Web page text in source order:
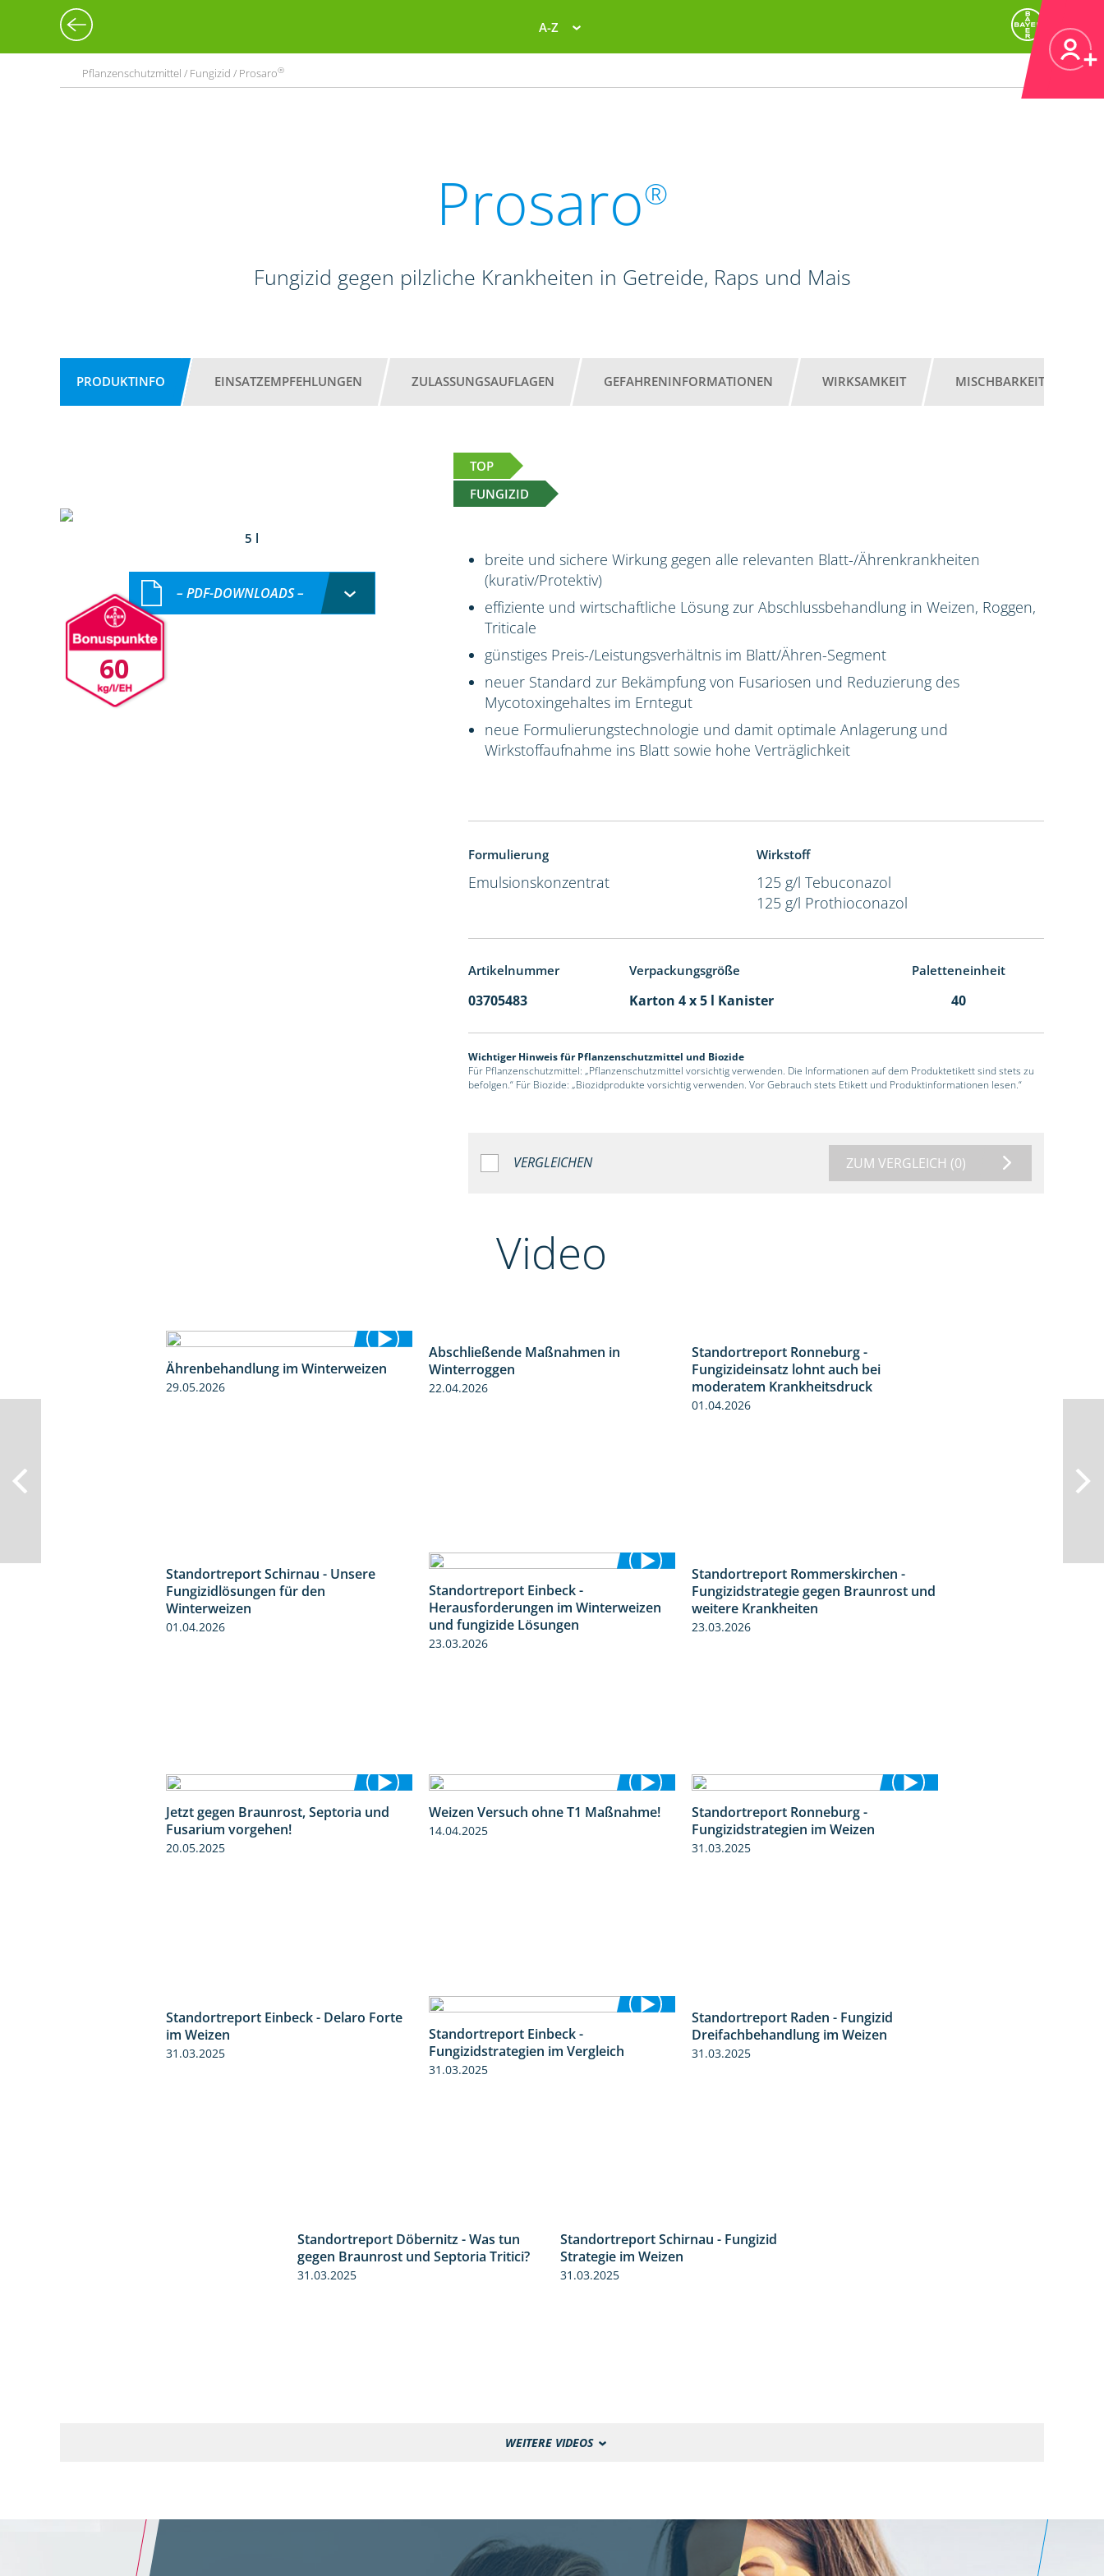
A-Z
Pflanzenschutzmittel / Fungizid / Prosaro®
Prosaro®
Fungizid gegen pilzliche Krankheiten in Getreide, Raps und Mais
PRODUKTINFO EINSATZEMPFEHLUNGEN ZULASSUNGSAUFLAGEN GEFAHRENINFORMATIONEN WIRKSAMKEIT MISCHBARKEIT
TOP
FUNGIZID
5 l
60
– PDF-DOWNLOADS –
breite und sichere Wirkung gegen alle relevanten Blatt-/Ährenkrankheiten
(kurativ/Protektiv)
effiziente und wirtschaftliche Lösung zur Abschlussbehandlung in Weizen, Roggen,
Triticale
günstiges Preis-/Leistungsverhältnis im Blatt/Ähren-Segment
neuer Standard zur Bekämpfung von Fusariosen und Reduzierung des
Mycotoxingehaltes im Erntegut
neue Formulierungstechnologie und damit optimale Anlagerung und
Wirkstoffaufnahme ins Blatt sowie hohe Verträglichkeit
Formulierung
Emulsionskonzentrat
Wirkstoff
125 g/l Tebuconazol
125 g/l Prothioconazol
Artikelnummer Verpackungsgröße Paletteneinheit
03705483 Karton 4 x 5 l Kanister 40
Wichtiger Hinweis für Pflanzenschutzmittel und Biozide
Für Pflanzenschutzmittel: „Pflanzenschutzmittel vorsichtig verwenden. Die Informationen auf dem Produktetikett sind stets zu
befolgen.“ Für Biozide: „Biozidprodukte vorsichtig verwenden. Vor Gebrauch stets Etikett und Produktinformationen lesen.“
VERGLEICHEN ZUM VERGLEICH (0)
Video
1:28
Ährenbehandlung im Winterweizen
29.05.2026
Abschließende Maßnahmen in
Winterroggen
22.04.2026
Standortreport Ronneburg -
Fungizideinsatz lohnt auch bei
moderatem Krankheitsdruck
01.04.2026
Standortreport Schirnau - Unsere
Fungizidlösungen für den
Winterweizen
01.04.2026
Standortreport Einbeck -
Herausforderungen im Winterweizen
und fungizide Lösungen
23.03.2026
6:11
Standortreport Rommerskirchen -
Fungizidstrategie gegen Braunrost und
weitere Krankheiten
23.03.2026
1:27
Jetzt gegen Braunrost, Septoria und
Fusarium vorgehen!
20.05.2025
2:20
Weizen Versuch ohne T1 Maßnahme!
14.04.2025
Standortreport Ronneburg -
Fungizidstrategien im Weizen
31.03.2025
Standortreport Einbeck - Delaro Forte
im Weizen
31.03.2025
Standortreport Einbeck -
Fungizidstrategien im Vergleich
31.03.2025
Standortreport Raden - Fungizid
Dreifachbehandlung im Weizen
31.03.2025
3:36
Standortreport Döbernitz - Was tun
gegen Braunrost und Septoria Tritici?
Standortreport Schirnau - Fungizid
Strategie im Weizen
31.03.2025
WEITERE VIDEOS